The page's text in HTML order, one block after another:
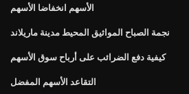
الأسهم انخفاضا الأسهم
نجمة الصباح المواثيق المحيط مدينة ماريلاند
كيفية دفع الضرائب على أرباح سوق الأسهم
التقاعد الأسهم المفضل